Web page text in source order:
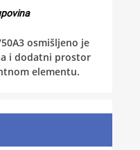
osmišljeno je
i dodatni prostor
elementu.